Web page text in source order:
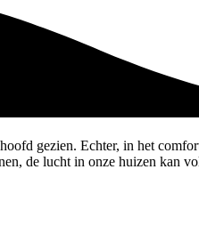
gezien. Echter, in het
de lucht in onze huizen kan